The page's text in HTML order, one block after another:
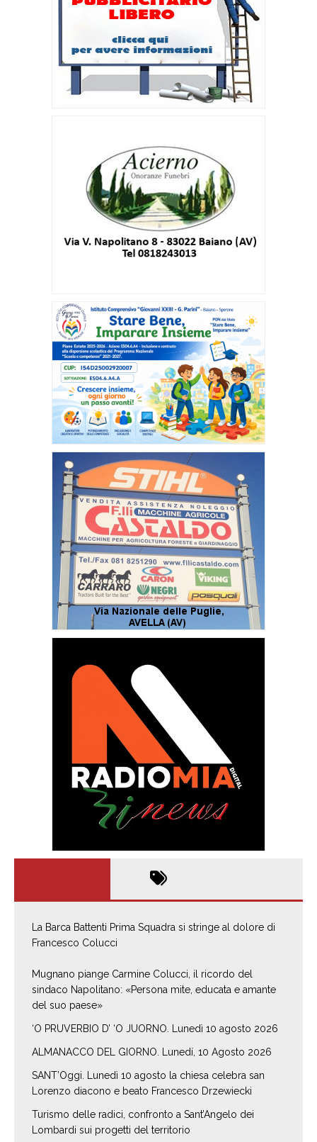
La Barca Battenti Prima Squadra si stringe al dolore di
Francesco Colucci
Mugnano piange Carmine Colucci, il ricordo del
sindaco Napolitano: «Persona mite, educata e amante
del suo paese»
‘O PRUVERBIO D’ ‘O JUORNO. Lunedì 10 agosto 2026
ALMANACCO DEL GIORNO. Lunedí, 10 Agosto 2026
SANT’Oggi. Lunedì 10 agosto la chiesa celebra san
Lorenzo diacono e beato Francesco Drzewiecki
Turismo delle radici, confronto a Sant’Angelo dei
Lombardi sui progetti del territorio